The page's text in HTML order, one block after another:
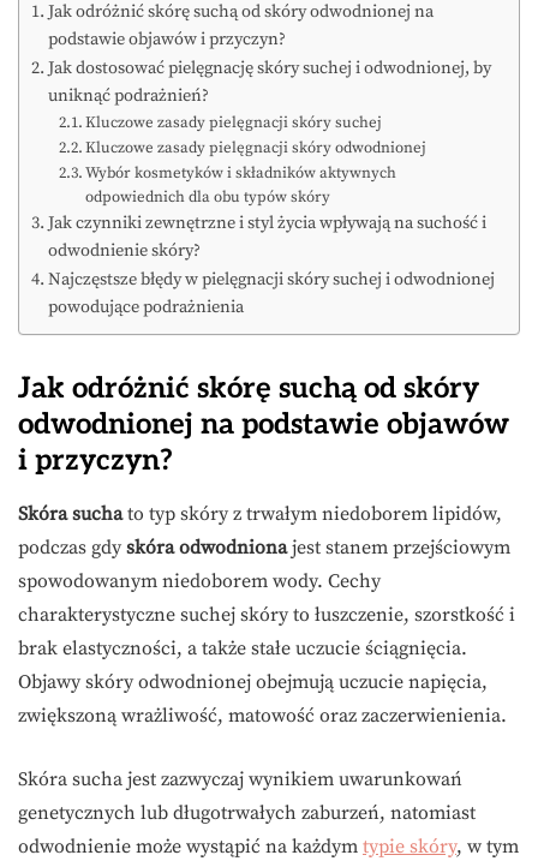
Jak odróżnić skórę suchą od skóry odwodnionej na
podstawie objawów i przyczyn?
Jak dostosować pielęgnację skóry suchej i odwodnionej, by
uniknąć podrażnień?
Kluczowe zasady pielęgnacji skóry suchej
Kluczowe zasady pielęgnacji skóry odwodnionej
Wybór kosmetyków i składników aktywnych
odpowiednich dla obu typów skóry
Jak czynniki zewnętrzne i styl życia wpływają na suchość i
odwodnienie skóry?
Najczęstsze błędy w pielęgnacji skóry suchej i odwodnionej
powodujące podrażnienia
Jak odróżnić skórę suchą od skóry
odwodnionej na podstawie objawów
i przyczyn?
Skóra suchato typ skóry z trwałym niedoborem lipidów,
podczas gdy skóra odwodnionajest stanem przejściowym
spowodowanym niedoborem wody. Cechy
charakterystyczne suchej skóry to łuszczenie, szorstkość i
brak elastyczności, a także stałe uczucie ściągnięcia.
Objawy skóry odwodnionej obejmują uczucie napięcia,
zwiększoną wrażliwość, matowość oraz zaczerwienienia.
Skóra sucha jest zazwyczaj wynikiem uwarunkowań
genetycznych lub długotrwałych zaburzeń, natomiast
odwodnienie może wystąpić na każdym typie skóry, w tym